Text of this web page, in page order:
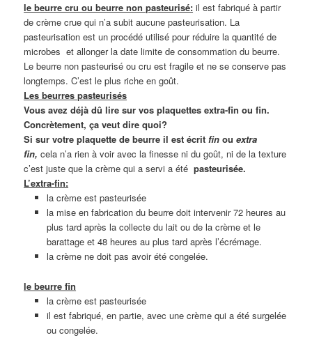
le beurre cru ou beurre non pasteurisé: il est fabriqué à partir
de crème crue qui n’a subit aucune pasteurisation. La
pasteurisation est un procédé utilisé pour réduire la quantité de
microbes et allonger la date limite de consommation du beurre.
Le beurre non pasteurisé ou cru est fragile et ne se conserve pas
longtemps. C’est le plus riche en goût.
Les beurres pasteurisés
Vous avez déjà dû lire sur vos plaquettes extra-fin ou fin.
Concrètement, ça veut dire quoi?
Si sur votre plaquette de beurre il est écritfin ouextra
fin,cela n’a rien à voir avec la finesse ni du goût, ni de la texture
c’est juste que la crème qui a servi a été pasteurisée.
L’extra-fin:
la crème est pasteurisée
la mise en fabrication du beurre doit intervenir 72 heures au
plus tard après la collecte du lait ou de la crème et le
barattage et 48 heures au plus tard après l’écrémage.
la crème ne doit pas avoir été congelée.
le beurre fin
la crème est pasteurisée
il est fabriqué, en partie, avec une crème qui a été surgelée
ou congelée.